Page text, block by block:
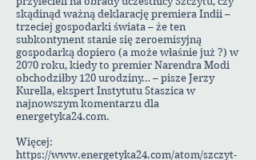
skądinąd ważną deklarację premiera Indii –
trzeciej gospodarki świata – że ten
subkontynent stanie się zeroemisyjną
gospodarką dopiero (a może właśnie już ?) w
2070 roku, kiedy to premier Narendra Modi
obchodziłby 120 urodziny… – pisze Jerzy
Kurella, ekspert Instytutu Staszica w
najnowszym komentarzu dla
energetyka24.com.
Więcej:
https://www.energetyka24.com/atom/szczyt-